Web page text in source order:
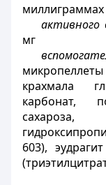
миллиграммах
мг
крахмала
карбонат,
603),